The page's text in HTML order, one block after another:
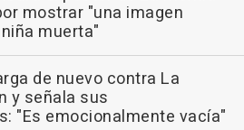
mostrar "una imagen
muerta"
de nuevo contra La
y señala sus
"Es emocionalmente vacía"